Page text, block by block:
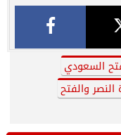
السعودي
النصر والفتح